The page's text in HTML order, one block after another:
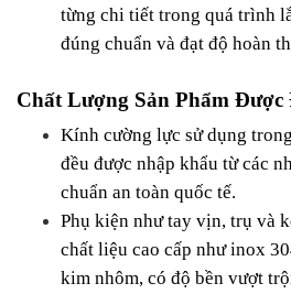
từng chi tiết trong quá trình
đúng chuẩn và đạt độ hoàn
Chất Lượng Sản Phẩm
Kính cường lực sử dụng
đều được nhập khẩu từ các
chuẩn an toàn quốc tế.
Phụ kiện như tay vịn, trụ và
chất liệu cao cấp như inox
kim nhôm, có độ bền vượt